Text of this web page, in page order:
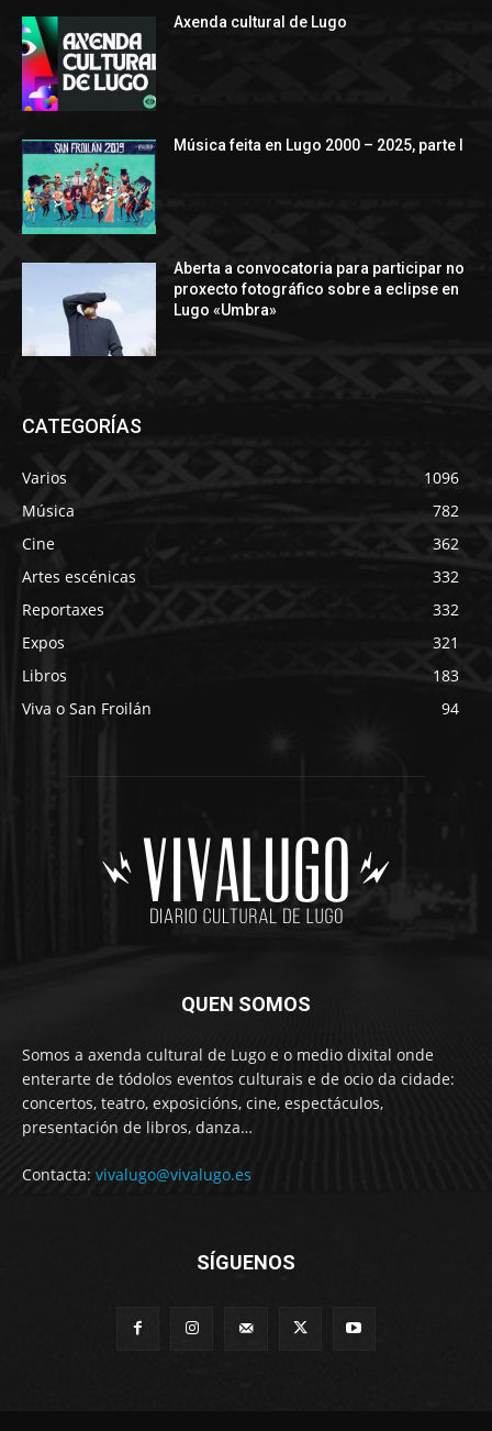
Axenda cultural de Lugo
Música feita en Lugo 2000 – 2025, parte I
Aberta a convocatoria para participar no
proxecto fotográfico sobre a eclipse en
Lugo «Umbra»
CATEGORÍAS
Varios
1096
Música
782
Cine
362
Artes escénicas
332
Reportaxes
332
Expos
321
Libros
183
Viva o San Froilán
94
QUEN SOMOS
Somos a axenda cultural de Lugo e o medio dixital onde
enterarte de tódolos eventos culturais e de ocio da cidade:
concertos, teatro, exposicións, cine, espectáculos,
presentación de libros, danza…
Contacta: vivalugo@vivalugo.es
SÍGUENOS